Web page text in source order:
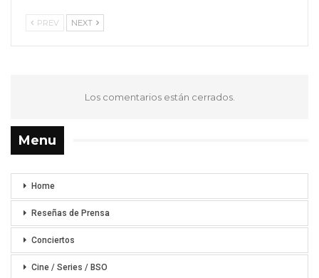
PREV NEXT
Los comentarios están cerrados.
Menu
Home
Reseñas de Prensa
Conciertos
Cine / Series / BSO